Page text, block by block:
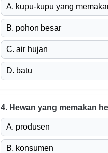
A. kupu-kupu yang
B. pohon besar
C. air hujan
D. batu
4. Hewan yang memakan
A. produsen
B. konsumen